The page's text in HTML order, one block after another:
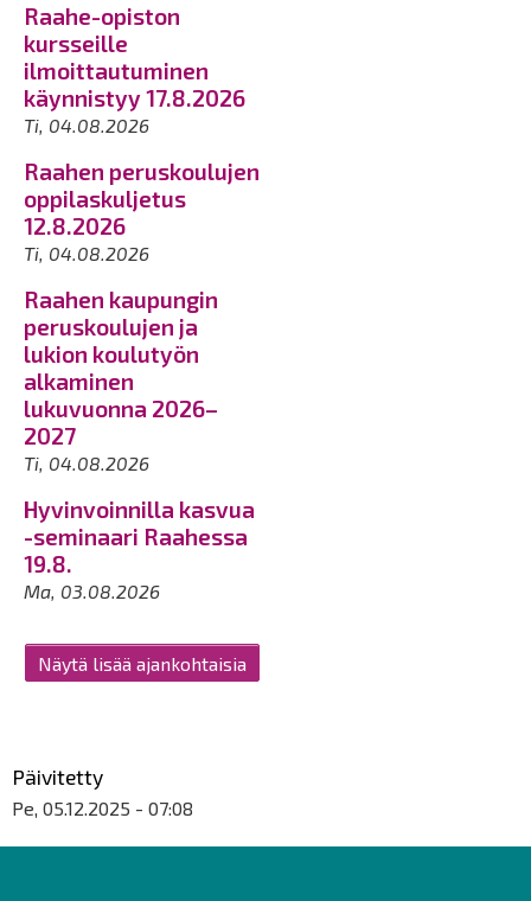
Raahe-opiston
kursseille
ilmoittautuminen
käynnistyy 17.8.2026
Ti, 04.08.2026
Raahen peruskoulujen
oppilaskuljetus
12.8.2026
Ti, 04.08.2026
Raahen kaupungin
peruskoulujen ja
lukion koulutyön
alkaminen
lukuvuonna 2026–
2027
Ti, 04.08.2026
Hyvinvoinnilla kasvua
-seminaari Raahessa
19.8.
Ma, 03.08.2026
Näytä lisää ajankohtaisia
Päivitetty
Pe, 05.12.2025 - 07:08